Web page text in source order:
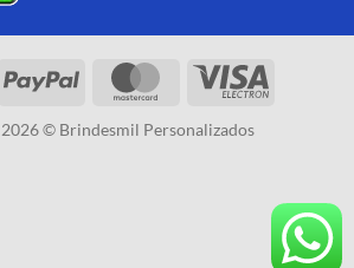
© Brindesmil Personalizados